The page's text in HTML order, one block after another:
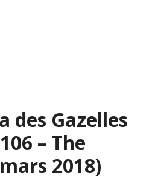
des Gazelles
– The
2018)